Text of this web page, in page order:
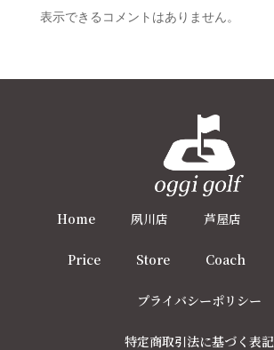
表示できるコメントはありません。
Home 夙川店 芦屋店
Price Store Coach
プライバシーポリシー
特定商取引法に基づく表記